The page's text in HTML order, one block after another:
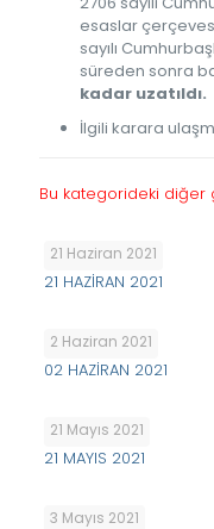
esaslar
sayılı
süreden sonra
kadar uzatıldı.
İlgili karara
Bu kategorideki diğer
21 Haziran 2021
21 HAZİRAN 2021
2 Haziran 2021
02 HAZİRAN 2021
21 Mayıs 2021
21 MAYIS 2021
3 Mayıs 2021